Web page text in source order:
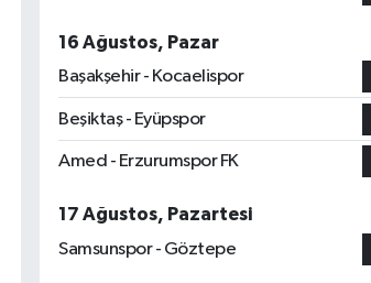
16 Ağustos, Pazar
Başakşehir - Kocaelispor
Beşiktaş - Eyüpspor
Amed - Erzurumspor FK
17 Ağustos, Pazartesi
Samsunspor - Göztepe